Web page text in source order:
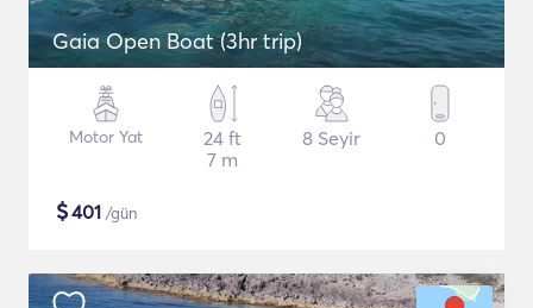
Gaia Open Boat (3hr trip)
Motor Yat
24 ft
7 m
8 Seyir 0
$401 /gün